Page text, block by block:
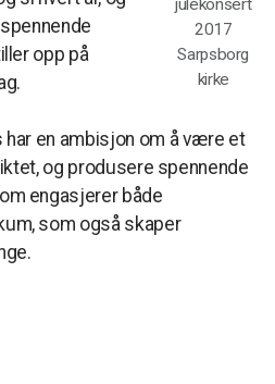
julekonsert
2017
Sarpsborg
kirke
opp på
en ambisjon om å være et
og produsere spennende
engasjerer både
som også skaper